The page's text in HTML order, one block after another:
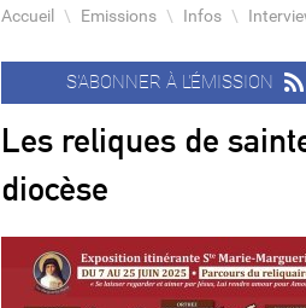
Accueil \ Emissions \ Infos \
S'ABONNER À L'ÉMISSION
Les reliques de
diocèse